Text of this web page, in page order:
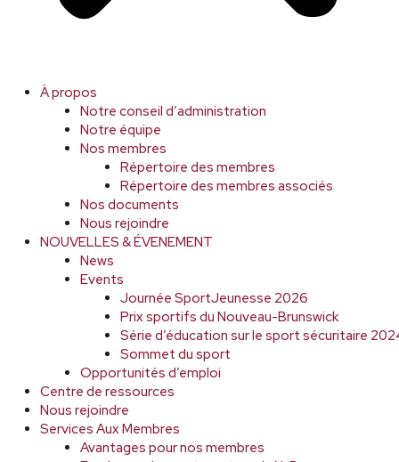
À propos
Notre conseil d’administration
Notre équipe
Nos membres
Répertoire des membres
Répertoire des membres associés
Nos documents
Nous rejoindre
NOUVELLES & ÉVENEMENT
News
Events
Journée SportJeunesse 2026
Prix sportifs du Nouveau-Brunswick
Série d’éducation sur le sport sécuritaire
Sommet du sport
Opportunités d’emploi
Centre de ressources
Nous rejoindre
Services Aux Membres
Avantages pour nos membres